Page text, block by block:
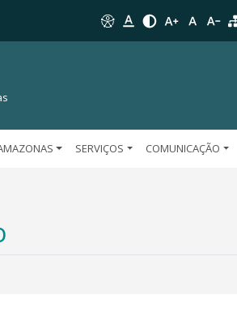
SERVIÇOS COMUNICAÇÃO